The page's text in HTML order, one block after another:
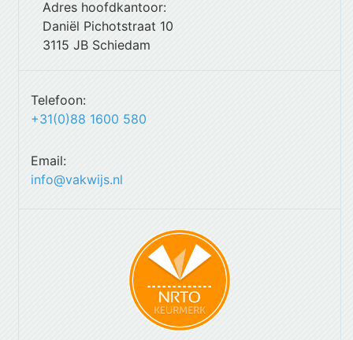
Adres hoofdkantoor:
Daniël Pichotstraat 10
3115 JB Schiedam
Telefoon:
+31(0)88 1600 580
Email:
info@vakwijs.nl